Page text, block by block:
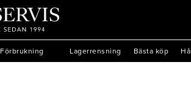
Förbrukning Lagerrensning Bästa köp